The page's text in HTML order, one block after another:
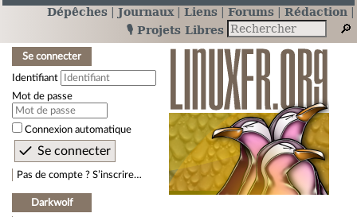
Dépêches Journaux Liens Forums
Rédaction
🎙️ Projets Libres
Se connecter
Identifiant
Mot de passe
Connexion automatique
Pas de compte ? S’inscrire…
Darkwolf